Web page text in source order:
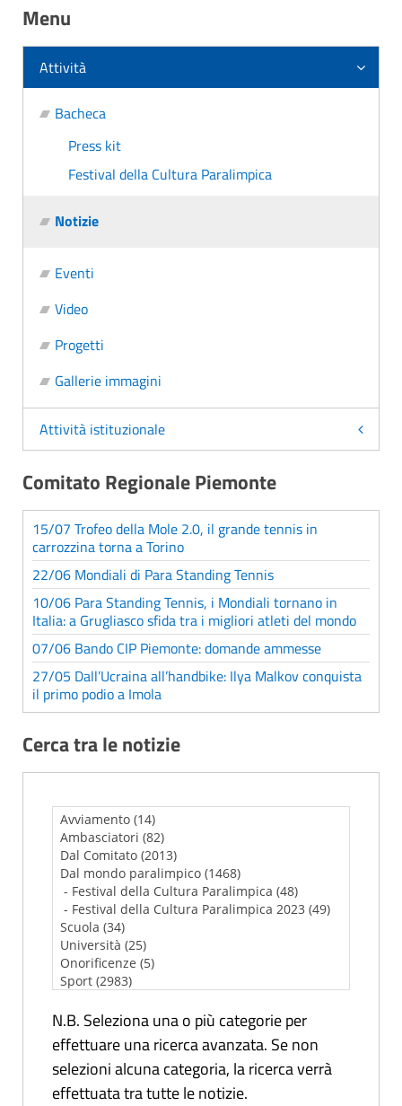
Menu
Attività
Bacheca
Press kit
Festival della Cultura Paralimpica
Notizie
Eventi
Video
Progetti
Gallerie immagini
Attività istituzionale
Comitato Regionale Piemonte
15/07 Trofeo della Mole 2.0, il grande tennis in
carrozzina torna a Torino
22/06 Mondiali di Para Standing Tennis
10/06 Para Standing Tennis, i Mondiali tornano in
Italia: a Grugliasco sfida tra i migliori atleti del mondo
07/06 Bando CIP Piemonte: domande ammesse
27/05 Dall’Ucraina all’handbike: Ilya Malkov conquista
il primo podio a Imola
Cerca tra le notizie
N.B. Seleziona una o più categorie per
effettuare una ricerca avanzata. Se non
selezioni alcuna categoria, la ricerca verrà
effettuata tra tutte le notizie.